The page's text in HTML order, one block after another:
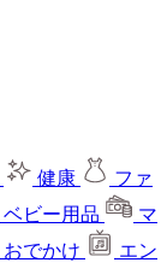
健康
ファ
ベビー用品
マ
おでかけ
エン